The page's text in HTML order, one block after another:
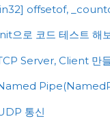
offsetof,
으로 코드 테스트 해
Server, Client 만
통신